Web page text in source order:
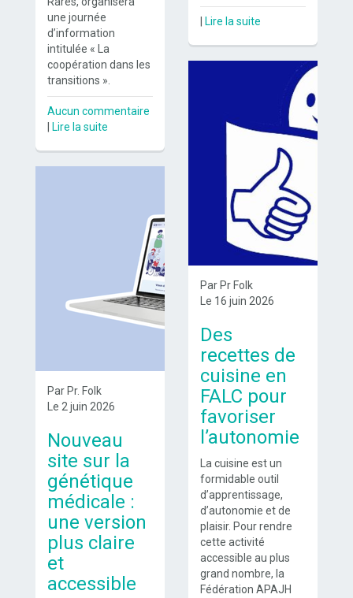
une journée
d’information
intitulée « La
coopération dans les
transitions ».
Aucun commentaire
Lire la suite
Lire la suite
Par Pr Folk
Le 16 juin 2026
Des
recettes de
cuisine en
FALC pour
favoriser
l’autonomie
La cuisine est un
formidable outil
d’apprentissage,
d’autonomie et de
plaisir. Pour rendre
cette activité
accessible au plus
grand nombre, la
Fédération APAJH
Par Pr. Folk
Le 2 juin 2026
Nouveau
site sur la
génétique
médicale :
une version
plus claire
et
accessible